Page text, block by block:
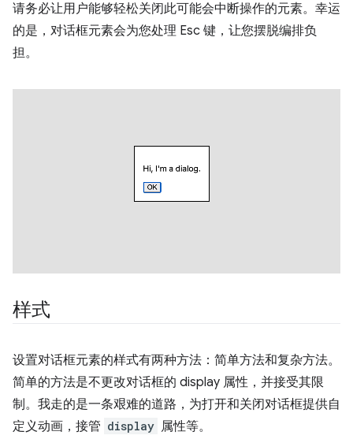
请务必让用户能够轻松关闭此可能会中断操作的元素。幸运
的是，对话框元素会为您处理 Esc 键，让您摆脱编排负
担。
样式
设置对话框元素的样式有两种方法：简单方法和复杂方法。
简单的方法是不更改对话框的 display 属性，并接受其限
制。我走的是一条艰难的道路，为打开和关闭对话框提供自
定义动画，接管 display 属性等。